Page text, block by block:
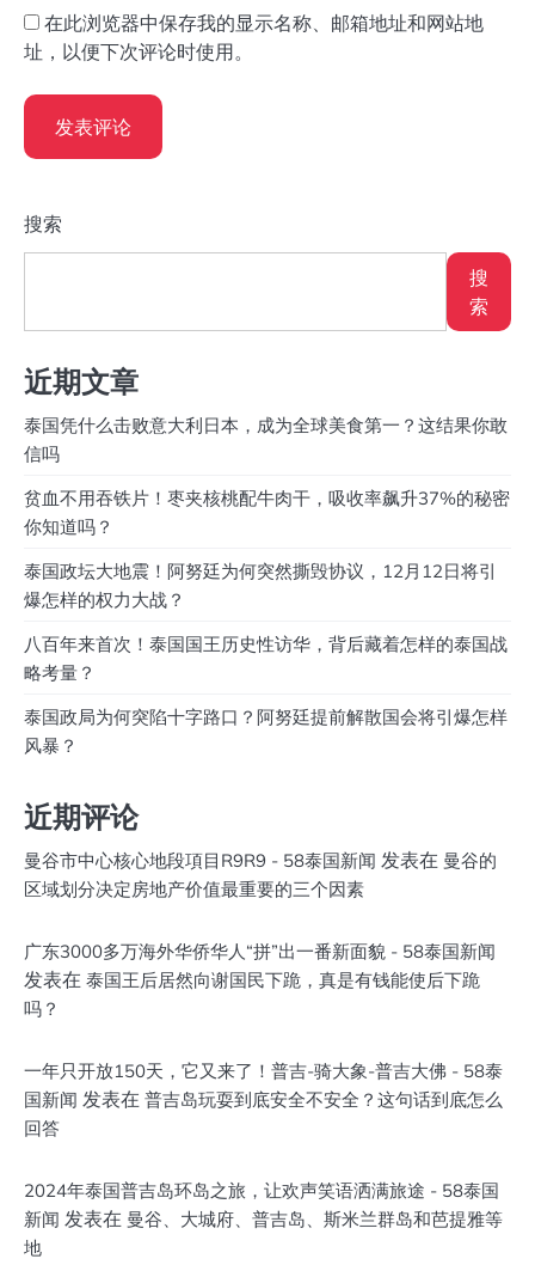
在此浏览器中保存我的显示名称、邮箱地址和网站地
址，以便下次评论时使用。
搜索
搜
索
近期文章
泰国凭什么击败意大利日本，成为全球美食第一？这结果你敢
信吗
贫血不用吞铁片！枣夹核桃配牛肉干，吸收率飙升37%的秘密
你知道吗？
泰国政坛大地震！阿努廷为何突然撕毁协议，12月12日将引
爆怎样的权力大战？
八百年来首次！泰国国王历史性访华，背后藏着怎样的泰国战
略考量？
泰国政局为何突陷十字路口？阿努廷提前解散国会将引爆怎样
风暴？
近期评论
曼谷市中心核心地段項目R9R9 - 58泰国新闻 发表在 曼谷的
区域划分决定房地产价值最重要的三个因素
广东3000多万海外华侨华人“拼”出一番新面貌 - 58泰国新闻
发表在 泰国王后居然向谢国民下跪，真是有钱能使后下跪
吗？
一年只开放150天，它又来了！普吉-骑大象-普吉大佛 - 58泰
国新闻 发表在 普吉岛玩耍到底安全不安全？这句话到底怎么
回答
2024年泰国普吉岛环岛之旅，让欢声笑语洒满旅途 - 58泰国
新闻 发表在 曼谷、大城府、普吉岛、斯米兰群岛和芭提雅等
地